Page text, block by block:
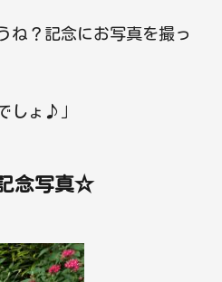
ね？記念にお写真を撮っ
しょ♪」
念写真☆